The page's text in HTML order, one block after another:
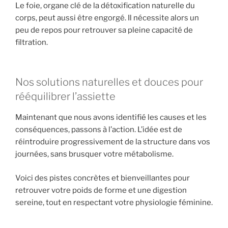
Le foie, organe clé de la détoxification naturelle du
corps, peut aussi être engorgé. Il nécessite alors un
peu de repos pour retrouver sa pleine capacité de
filtration.
Nos solutions naturelles et douces pour
rééquilibrer l’assiette
Maintenant que nous avons identifié les causes et les
conséquences, passons à l’action. L’idée est de
réintroduire progressivement de la structure dans vos
journées, sans brusquer votre métabolisme.
Voici des pistes concrètes et bienveillantes pour
retrouver votre poids de forme et une digestion
sereine, tout en respectant votre physiologie féminine.